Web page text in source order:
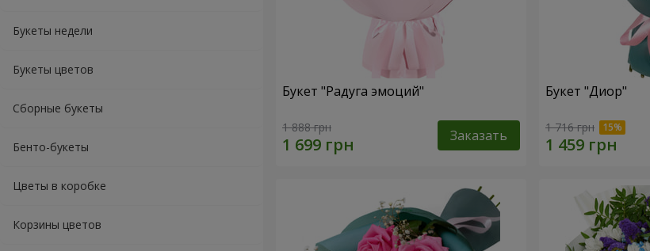
Букеты недели
Букеты цветов
Сборные букеты
Бенто-букеты
Цветы в коробке
Корзины цветов
Букет "Радуга эмоций"
1 888 грн Заказать
Букет "Диор"
1 716 грн